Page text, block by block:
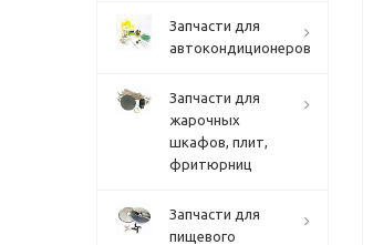
Запчасти для
автокондиционеров
Запчасти для
жарочных
шкафов, плит,
фритюрниц
Запчасти для
пищевого